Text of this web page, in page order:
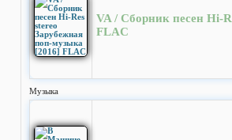
VA / Сборник песен Hi-
FLAC
Музыка